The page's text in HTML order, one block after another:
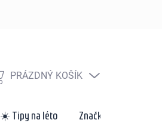
NÁKUPNÍ
PRÁZDNÝ KOŠÍK
☀️ Tipy na léto Značky